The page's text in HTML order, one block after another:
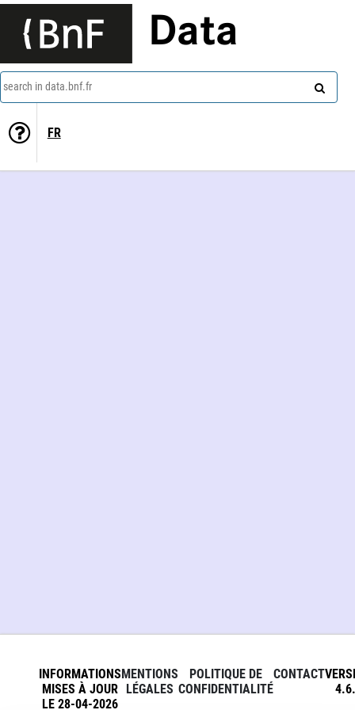
Data
search in data.bnf.fr
FR
INFORMATIONS
MISES À JOUR
LE 28-04-2026
MENTIONS
LÉGALES
POLITIQUE DE
CONFIDENTIALITÉ
CONTACT